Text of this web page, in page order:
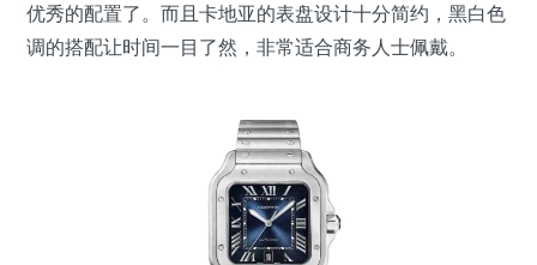
优秀的配置了。而且卡地亚的表盘设计十分简约，黑白色
调的搭配让时间一目了然，非常适合商务人士佩戴。